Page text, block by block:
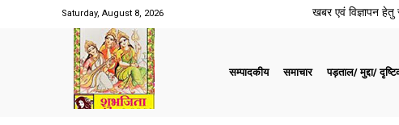
Saturday, August 8, 2026 खबर एवं विज्ञापन
सम्पादकीय समाचार पड़ताल/ मुद्दा/